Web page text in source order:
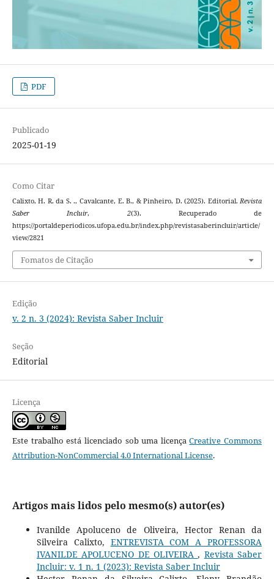
PDF
Publicado
2025-01-19
Como Citar
Calixto, H. R. da S. ., Cavalcante, E. B., & Pinheiro, D. (2025). Editorial.Revista
Saber Incluir, 2(3). Recuperado de
https://portaldeperiodicos.ufopa.edu.br/index.php/revistasaberincluir/article/
view/2821
Fomatos de Citação
Edição
v. 2 n. 3 (2024): Revista Saber Incluir
Seção
Editorial
Licença
Este trabalho está licenciado sob uma licençaCreative Commons
Attribution-NonCommercial 4.0 International License.
Artigos mais lidos pelo mesmo(s) autor(es)
Ivanilde Apoluceno de Oliveira, Hector Renan da
Silveira Calixto, ENTREVISTA COM A PROFESSORA
IVANILDE APOLUCENO DE OLIVEIRA, Revista Saber
Incluir: v. 1 n. 1 (2023): Revista Saber Incluir